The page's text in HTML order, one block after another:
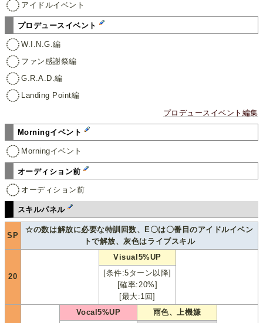
アイドルイベント
プロデュースイベント
W.I.N.G.編
ファン感謝祭編
G.R.A.D.編
Landing Point編
プロデュースイベント編集
Morningイベント
Morningイベント
オーディション前
オーディション前
スキルパネル
SP
☆の数は解放に必要な特訓回数、E〇は〇番目のアイドルイベン
トで解放、灰色はライブスキル
20
Visual5%UP
[条件:5ターン以降]
[確率:20%]
[最大:1回]
Vocal5%UP 雨色、上機嫌